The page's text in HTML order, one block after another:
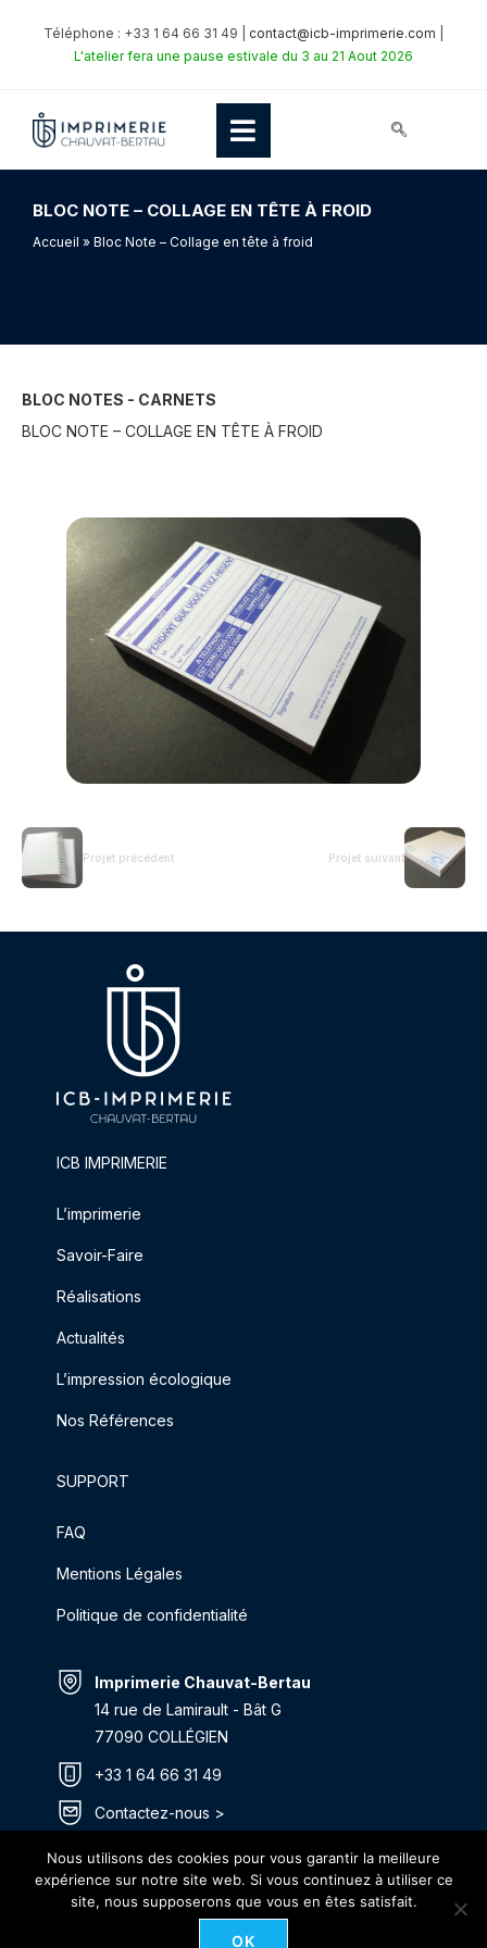
Téléphone : +33 1 64 66 31 49 | contact@icb-imprimerie.com
L'atelier fera une pause estivale du 3 au 21 Aout 2026
BLOC NOTE – COLLAGE EN TÊTE À FROID
Accueil » Bloc Note – Collage en tête à froid
BLOC NOTES - CARNETS
BLOC NOTE – COLLAGE EN TÊTE À FROID
Projet précédent Projet suivant
ICB IMPRIMERIE
L’imprimerie
Savoir-Faire
Réalisations
Actualités
L’impression écologique
Nos Références
SUPPORT
FAQ
Mentions Légales
Politique de confidentialité
Imprimerie Chauvat-Bertau
14 rue de Lamirault - Bât G
77090 COLLÉGIEN
+33 1 64 66 31 49
Contactez-nous >
Itinéraire >
Nous utilisons des cookies pour vous garantir la meilleure
expérience sur notre site web. Si vous continuez à utiliser ce
site, nous supposerons que vous en êtes satisfait.
OK